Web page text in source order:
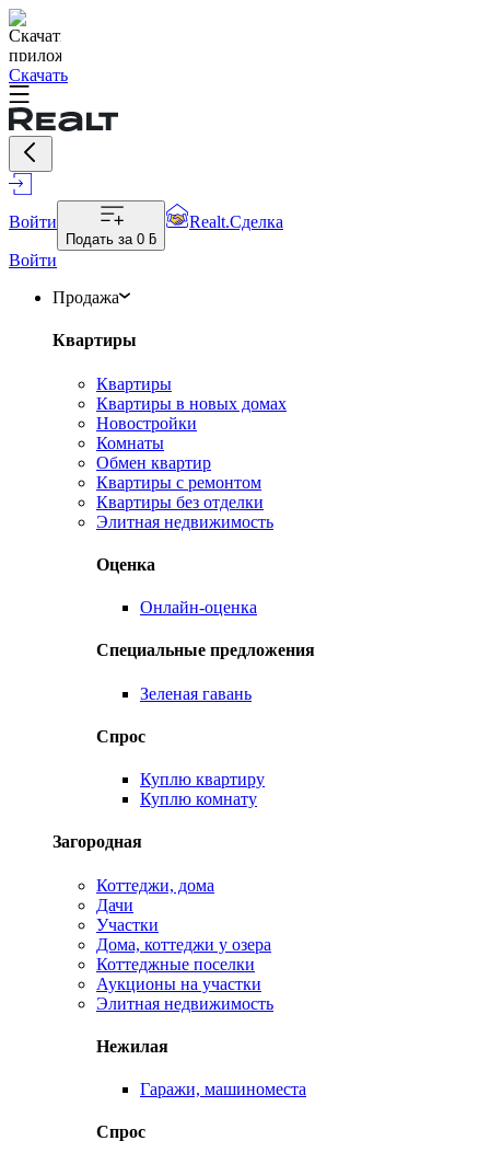
Скачать
Войти
Подать за 0 ƃ
Realt.Сделка
Войти
Продажа
Квартиры
Квартиры
Квартиры в новых домах
Новостройки
Комнаты
Обмен квартир
Квартиры с ремонтом
Квартиры без отделки
Элитная недвижимость
Оценка
Онлайн-оценка
Специальные предложения
Зеленая гавань
Спрос
Куплю квартиру
Куплю комнату
Загородная
Коттеджи, дома
Дачи
Участки
Дома, коттеджи у озера
Коттеджные поселки
Аукционы на участки
Элитная недвижимость
Нежилая
Гаражи, машиноместа
Спрос